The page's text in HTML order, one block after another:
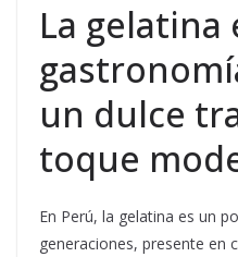
La gelatina
un dulce
toque
En Perú, la gelatina es un
generaciones, presente en